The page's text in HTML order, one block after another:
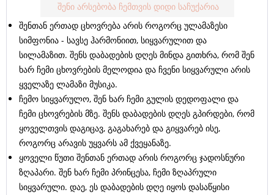
შენი არსებობა ჩემთვის დიდი საჩუქარია
შენთან ერთად ცხოვრება არის როგორც ულამაზესი
სიმფონია - სავსე ჰარმონიით, სიყვარულით და
სილამაზით. შენს დაბადების დღეს მინდა გითხრა, რომ შენ
ხარ ჩემი ცხოვრების მელოდია და ჩვენი სიყვარული არის
ყველაზე ლამაზი მუსიკა.
ჩემო სიყვარულო, შენ ხარ ჩემი გულის დედოფალი და
ჩემი ცხოვრების მზე. შენს დაბადების დღეს გპირდები, რომ
ყოველთვის დაგიცავ, გაგახარებ და გიყვარებ ისე,
როგორც არავის უყვარს ამ ქვეყანაზე.
ყოველი წუთი შენთან ერთად არის როგორც ჯადოსნური
ზღაპარი. შენ ხარ ჩემი პრინცესა, ჩემი ზღაპრული
სიყვარული. დაე, ეს დაბადების დღე იყოს დასაწყისი